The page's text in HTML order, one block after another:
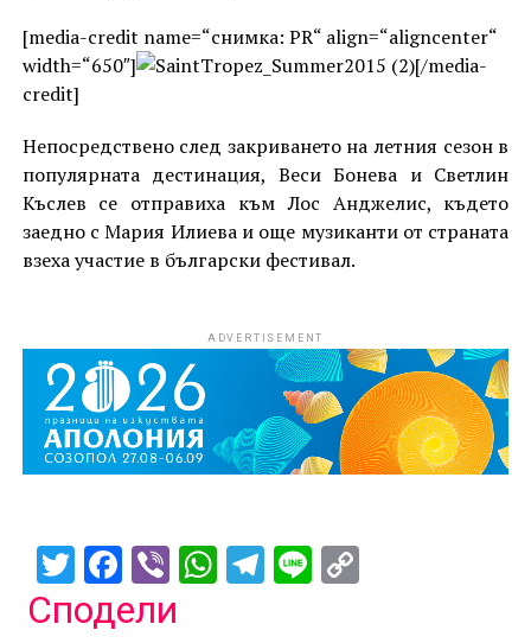
[media-credit name=“снимка: PR“ align=“aligncenter“
width=“650″]
[/media-
credit]
Непосредствено след закриването на летния сезон в
популярната дестинация, Веси Бонева и Светлин
Къслев се отправиха към Лос Анджелис, където
заедно с Мария Илиева и още музиканти от страната
взеха участие в български фестивал.
ADVERTISEMENT
Twitter
Facebook
ViberWhatsApp
Telegram
LineCopy
Сподели